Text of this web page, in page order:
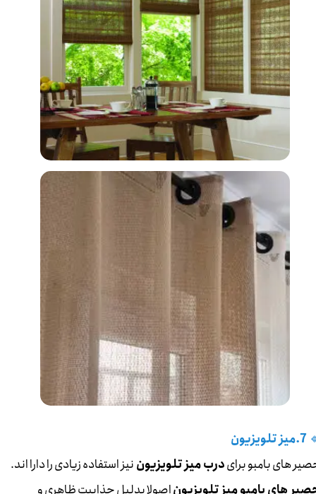
7.میز تلویزیون
های بامبو برایدرب میز تلویزیوننیز استفاده زیادی را دارا اند.
های بامبو میز تلویزیوناصولا بدلیل جذابیت ظاهری و